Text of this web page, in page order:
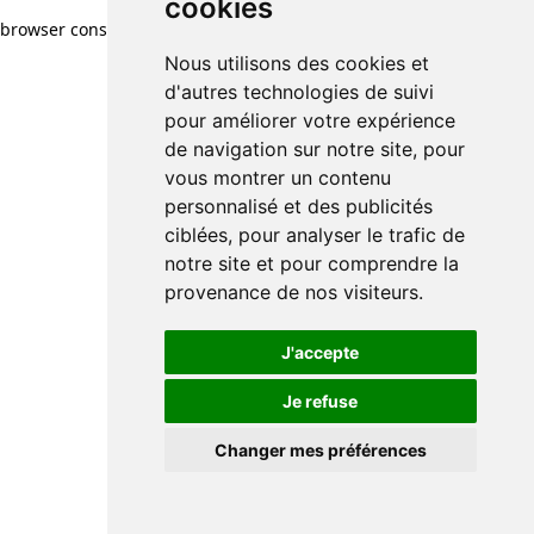
cookies
Nous utilisons des cookies et
d'autres technologies de suivi
pour améliorer votre expérience
de navigation sur notre site, pour
vous montrer un contenu
personnalisé et des publicités
ciblées, pour analyser le trafic de
notre site et pour comprendre la
provenance de nos visiteurs.
J'accepte
Je refuse
Changer mes préférences
browser console for more information)